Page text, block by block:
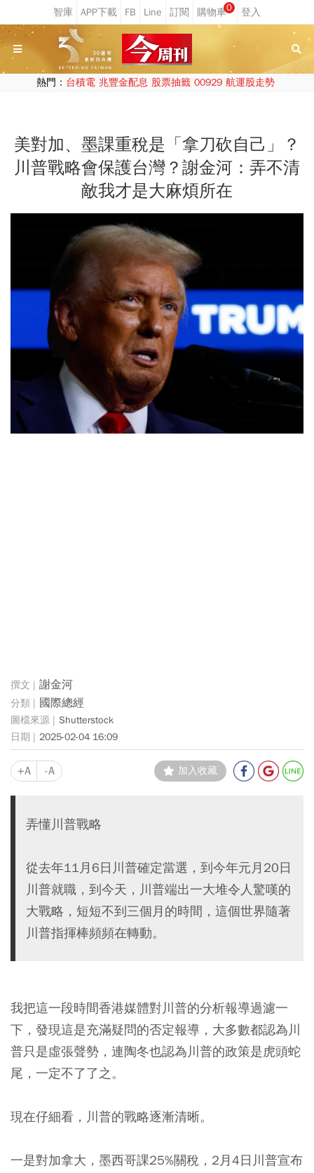
0
熱門： 台積電 兆豐金配息 股票抽籤 00929 航運股走勢
美對加、墨課重稅是「拿刀砍自己」？
川普戰略會保護台灣？謝金河：弄不清
敵我才是大麻煩所在
謝金河
國際總經
Shutterstock
2025-02-04 16:09
+A -A 加入收藏
弄懂川普戰略
從去年11月6日川普確定當選，到今年元月20日
川普就職，到今天，川普端出一大堆令人驚嘆的
大戰略，短短不到三個月的時間，這個世界隨著
川普指揮棒頻頻在轉動。
我把這一段時間香港媒體對川普的分析報導過濾一
下，發現這是充滿疑問的否定報導，大多數都認為川
普只是虛張聲勢，連陶冬也認為川普的政策是虎頭蛇
尾，一定不了了之。
現在仔細看，川普的戰略逐漸清晰。
一是對加拿大，墨西哥課25%關稅，2月4日川普宣布